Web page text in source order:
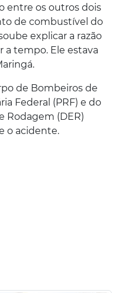
entre os outros dois
de combustível do
explicar a razão
a tempo. Ele estava
de Bombeiros de
Federal (PRF) e do
Rodagem (DER)
o acidente.